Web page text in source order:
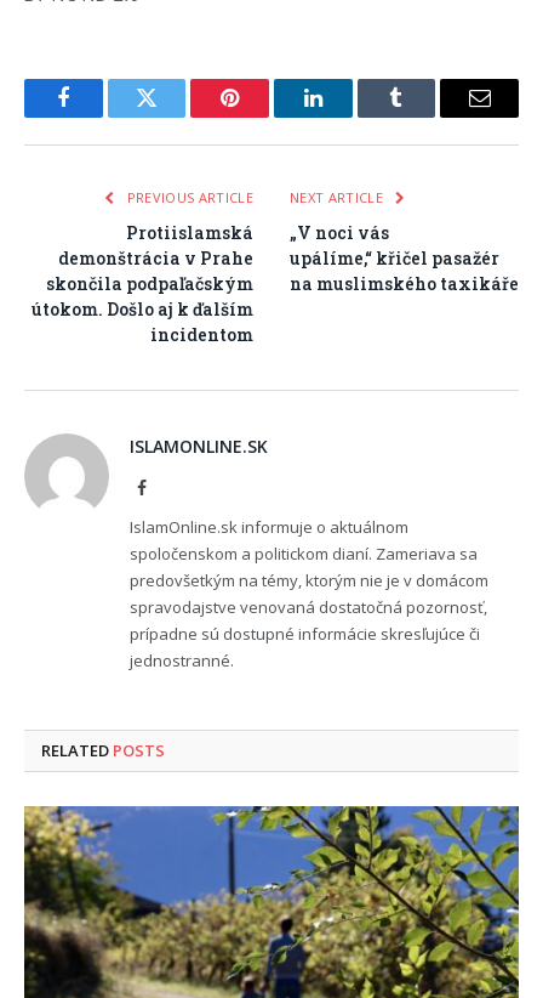
FacebookTwitter Pinterest LinkedInTumblr Email
PREVIOUS ARTICLE
Protiislamská
demonštrácia v Prahe
skončila podpaľačským
útokom. Došlo aj k ďalším
incidentom
NEXT ARTICLE
„V noci vás
upálíme,“ křičel pasažér
na muslimského taxikáře
ISLAMONLINE.SK
Facebook
IslamOnline.sk informuje o aktuálnom
spoločenskom a politickom dianí. Zameriava sa
predovšetkým na témy, ktorým nie je v domácom
spravodajstve venovaná dostatočná pozornosť,
prípadne sú dostupné informácie skresľujúce či
jednostranné.
RELATED POSTS